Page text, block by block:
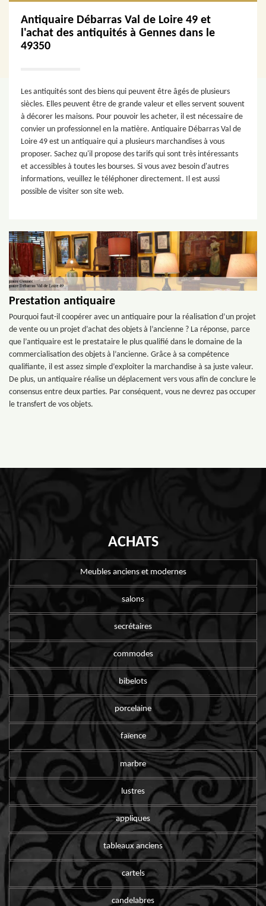
Antiquaire Débarras Val de Loire 49 et
l'achat des antiquités à Gennes dans le
49350
Les antiquités sont des biens qui peuvent être âgés de plusieurs
siècles. Elles peuvent être de grande valeur et elles servent souvent
à décorer les maisons. Pour pouvoir les acheter, il est nécessaire de
convier un professionnel en la matière. Antiquaire Débarras Val de
Loire 49 est un antiquaire qui a plusieurs marchandises à vous
proposer. Sachez qu'il propose des tarifs qui sont très intéressants
et accessibles à toutes les bourses. Si vous avez besoin d'autres
informations, veuillez le téléphoner directement. Il est aussi
possible de visiter son site web.
Prestation antiquaire
Pourquoi faut-il coopérer avec un antiquaire pour la réalisation d’un projet
de vente ou un projet d’achat des objets à l’ancienne ? La réponse, parce
que l’antiquaire est le prestataire le plus qualifié dans le domaine de la
commercialisation des objets à l’ancienne. Grâce à sa compétence
qualifiante, il est assez simple d’exploiter la marchandise à sa juste valeur.
De plus, un antiquaire réalise un déplacement vers vous afin de conclure le
consensus entre deux parties. Par conséquent, vous ne devrez pas occuper
le transfert de vos objets.
ACHATS
Meubles anciens et modernes
salons
secrétaires
commodes
bibelots
porcelaine
faïence
marbre
lustres
appliques
tableaux anciens
cartels
candelabres